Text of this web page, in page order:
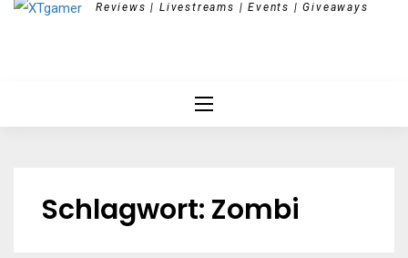
Reviews | Livestreams | Events | Giveaways
Schlagwort: Zombi